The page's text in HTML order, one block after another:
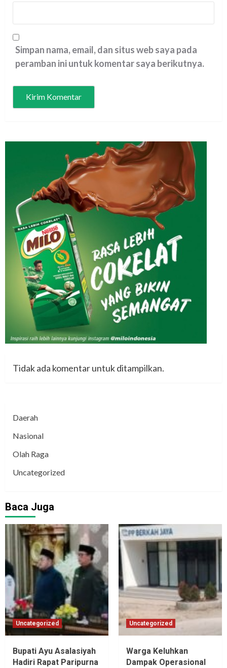
Simpan nama, email, dan situs web saya pada
peramban ini untuk komentar saya berikutnya.
Tidak ada komentar untuk ditampilkan.
Daerah
Nasional
Olah Raga
Uncategorized
Baca Juga
Uncategorized
Bupati Ayu Asalasiyah
Hadiri Rapat Paripurna
Uncategorized
Warga Keluhkan
Dampak Operasional